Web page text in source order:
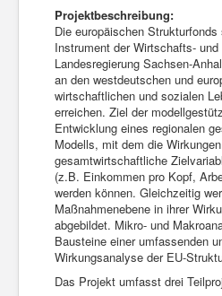
Projektbeschreibung:
Die europäischen
Instrument der Wirtschafts-
Landesregierung Sachsen-
an den westdeutschen und
wirtschaftlichen und sozialen
erreichen. Ziel der
Entwicklung eines regionalen
Modells, mit dem die
gesamtwirtschaftliche
(z.B. Einkommen pro Kopf,
werden können. Gleichzeitig
Maßnahmenebene in ihrer
abgebildet. Mikro- und
Bausteine einer umfassenden
Wirkungsanalyse der EU-
Das Projekt umfasst drei